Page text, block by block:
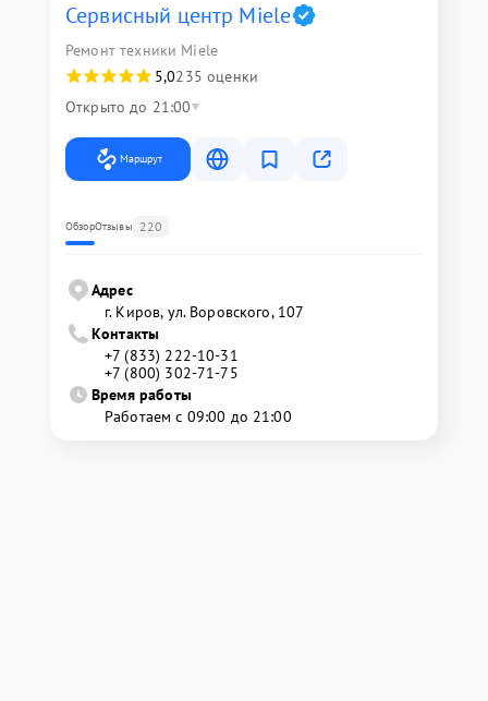
Сервисный центр Miele
Ремонт техники Miele
5,0235 оценки
Открыто до 21:00
Маршрут
ОбзорОтзывы 220
Адрес
г. Киров, ул. Воровского, 107
Контакты
+7 (833) 222-10-31
+7 (800) 302-71-75
Время работы
Работаем с 09:00 до 21:00